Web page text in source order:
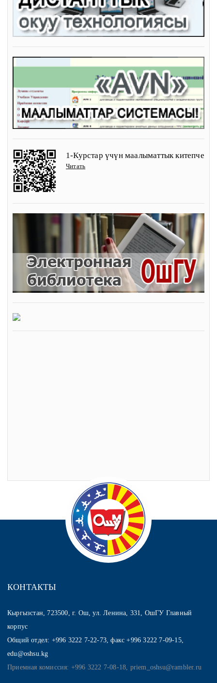
1-Курстар үчүн маалыматтык китепче
Читать
КОНТАКТЫ
Кыргызстан, 723500, г. Ош, ул. Ленина, 331, ОшГУ Главный
корпус
Общий отдел: +996 3222 7-22-73, факс +996 3222 7-09-15,
edu@oshsu.kg
Приемная комиссия: +996 3222 7-08-18, priem_oshsu@rambler.ru